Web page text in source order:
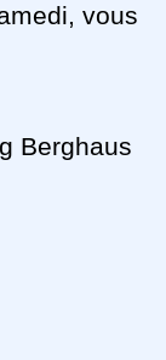
vous
Berghaus